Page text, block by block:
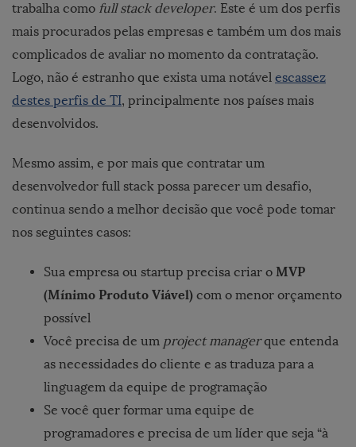
trabalha como full stack developer. Este é um dos perfis
mais procurados pelas empresas e também um dos mais
complicados de avaliar no momento da contratação.
Logo, não é estranho que exista uma notável escassez
destes perfis de TI, principalmente nos países mais
desenvolvidos.
Mesmo assim, e por mais que contratar um
desenvolvedor full stack possa parecer um desafio,
continua sendo a melhor decisão que você pode tomar
nos seguintes casos:
Sua empresa ou startup precisa criar o MVP
(Mínimo Produto Viável) com o menor orçamento
possível
Você precisa de um project managerque entenda
as necessidades do cliente e as traduza para a
linguagem da equipe de programação
Se você quer formar uma equipe de
programadores e precisa de um líder que seja “à